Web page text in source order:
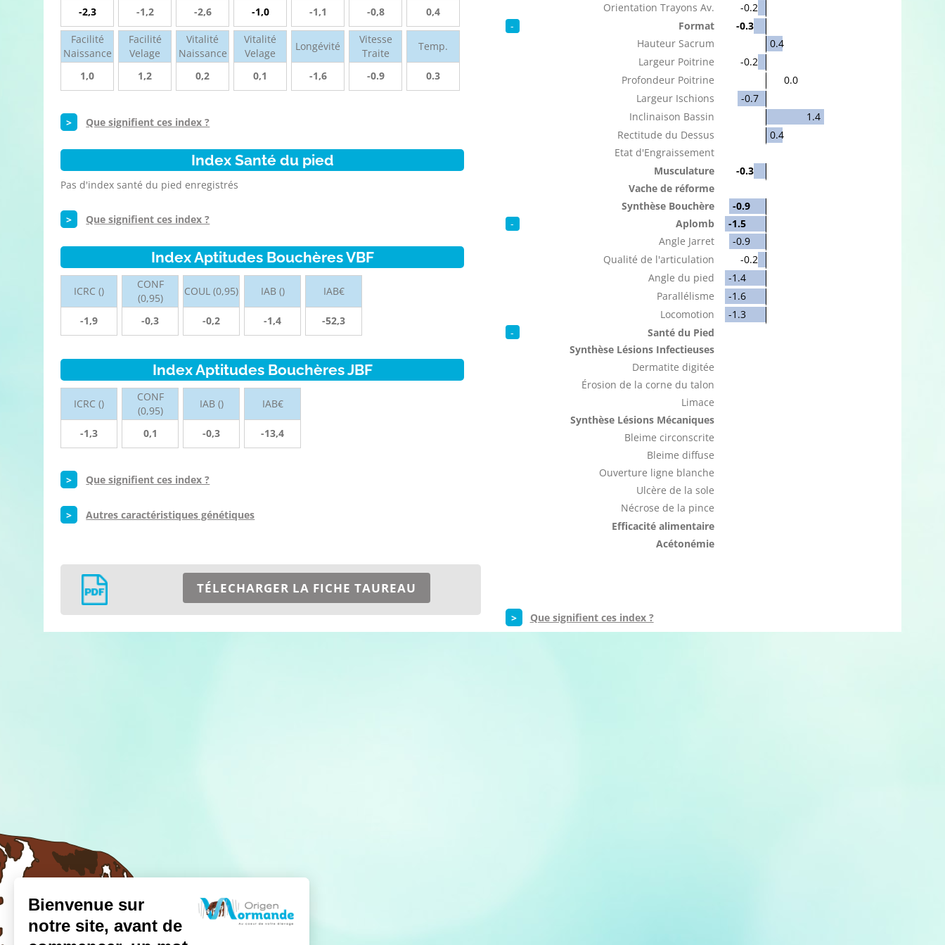
-2,3
-1,2
-2,6
-1,0
-1,1
-0,8
0,4
Facilité
Naissance
1,0
Facilité
Velage
1,2
Vitalité
Naissance
0,2
Vitalité
Velage
0,1
Longévité
-1,6
Vitesse
Traite
-0.9
Temp.
0.3
> Que signifient ces index ?
Index Santé du pied
Pas d'index santé du pied enregistrés
> Que signifient ces index ?
Index Aptitudes Bouchères VBF
ICRC ()
-1,9
CONF
(0,95)
-0,3
COUL (0,95)
-0,2
IAB ()
-1,4
IAB€
-52,3
Index Aptitudes Bouchères JBF
ICRC ()
-1,3
CONF
(0,95)
0,1
IAB ()
-0,3
IAB€
-13,4
> Que signifient ces index ?
> Autres caractéristiques génétiques
TÉLECHARGER LA FICHE TAUREAU
Orientation Trayons Av.
-0.2
-
Format
-0.3
Hauteur Sacrum
0.4
Largeur Poitrine
-0.2
Profondeur Poitrine
0.0
Largeur Ischions
-0.7
Inclinaison Bassin
1.4
Rectitude du Dessus
0.4
Etat d'Engraissement
Musculature
-0.3
Vache de réforme
Synthèse Bouchère
-0.9
-
Aplomb
-1.5
Angle Jarret
-0.9
Qualité de l'articulation
-0.2
Angle du pied
-1.4
Parallélisme
-1.6
Locomotion
-1.3
-
Santé du Pied
Synthèse Lésions Infectieuses
Dermatite digitée
Érosion de la corne du talon
Limace
Synthèse Lésions Mécaniques
Bleime circonscrite
Bleime diffuse
Ouverture ligne blanche
Ulcère de la sole
Nécrose de la pince
Efficacité alimentaire
Acétonémie
> Que signifient ces index ?